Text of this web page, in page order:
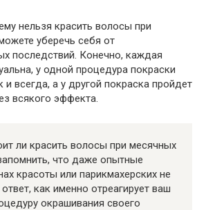
нельзя красить волосы при
уберечь себя от
последствий. Конечно, каждая
у одной процедура покраски
и всегда, а у другой покраска пройдет
всякого эффекта.
ли красить волосы при месячных
что даже опытные
красоты или парикмахерских не
как именно отреагирует ваш
окрашивания своего